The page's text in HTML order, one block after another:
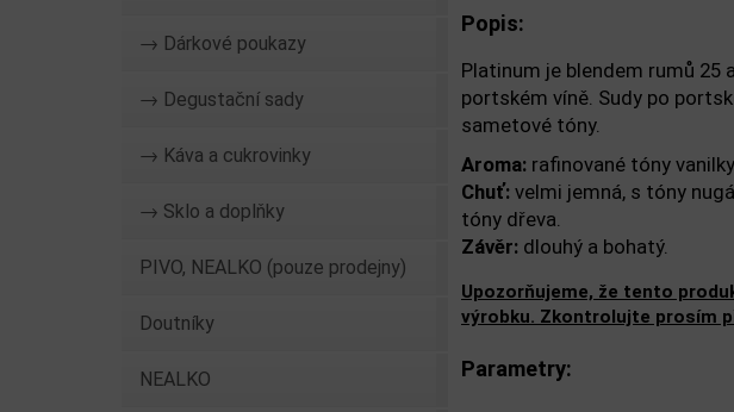
→ Dárkové poukazy
→ Degustační sady
→ Káva a cukrovinky
→ Sklo a doplňky
PIVO, NEALKO (pouze prodejny)
Doutníky
NEALKO
Popis:
Platinum je blendem rumů 25
portském víně. Sudy po
sametové tóny.
Aroma: rafinované tóny
Chuť: velmi jemná, s tóny
tóny dřeva.
Závěr: dlouhý a bohatý.
Upozorňujeme, že tento
výrobku. Zkontrolujte prosím
Parametry: